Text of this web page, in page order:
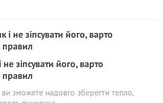
зіпсувати його, варто
правил
зможете надовго зберегти тепло,